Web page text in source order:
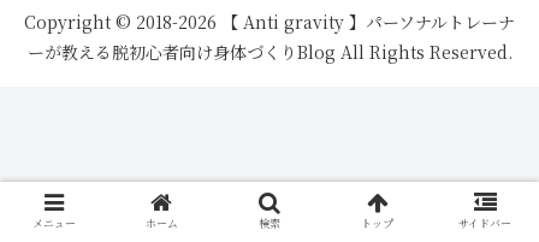
Copyright © 2018-2026 【 Anti gravity 】パーソナルトレーナ
ーが教える脱初心者向け身体づくりBlog All Rights Reserved.
メニュー ホーム 検索 トップ サイドバー